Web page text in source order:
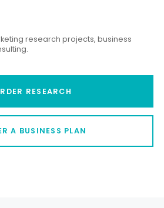
research projects, business
RESEARCH
A BUSINESS PLAN